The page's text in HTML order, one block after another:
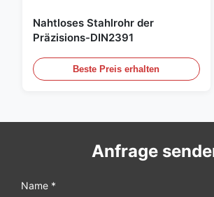
Nahtloses Stahlrohr der
Präzisions-DIN2391
Beste Preis erhalten
Anfrage
Name *